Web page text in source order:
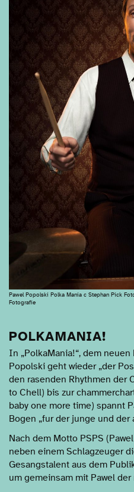
Pawel Popolski Polka Mania c Stephan Pick
Fotografie
POLKAMANIA!
In „PolkaMania!“, dem neuen
Popolski geht wieder „der
den rasenden Rhythmen der
to Chell) bis zur
baby one more time) spannt
Bogen „fur der junge und der
Nach dem Motto PSPS
neben einem Schlagzeuger
Gesangstalent aus dem
um gemeinsam mit Pawel